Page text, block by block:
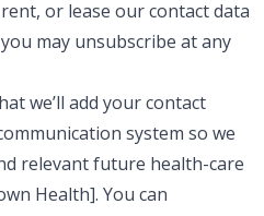
or lease our contact data
may unsubscribe at any
we’ll add your contact
system so we
relevant future health-care
Health]. You can